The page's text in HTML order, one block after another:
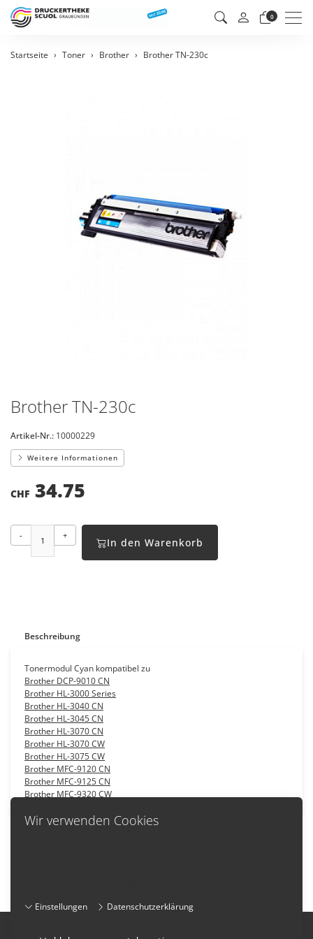
Wir verwenden Cookies
Einstellungen
Datenschutzerklärung
0
Startseite Toner Brother Brother TN-230c
Brother TN-230c
Artikel-Nr.: 10000229
Weitere Informationen
CHF 34.75
- +
In den Warenkorb
Beschreibung
Tonermodul Cyan kompatibel zu
Brother DCP-9010 CN
Brother HL-3000 Series
Brother HL-3040 CN
Brother HL-3045 CN
Brother HL-3070 CN
Brother HL-3070 CW
Brother HL-3075 CW
Brother MFC-9120 CN
Brother MFC-9125 CN
Brother MFC-9320 CW